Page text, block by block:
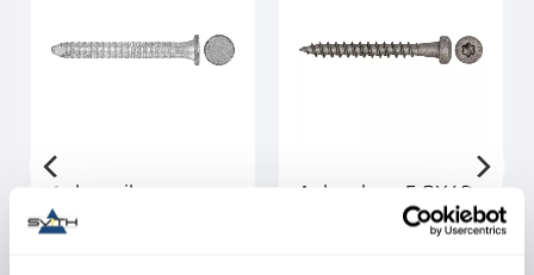
Ankarspik
4,0X40Mm 200St
Varmförzinkad
Ankarskruv 5,0X40
Köpa större mängd?